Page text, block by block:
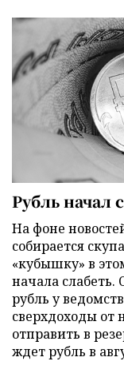
Рубль начал
На фоне
собирается
«кубышку» в
начала слабеть.
рубль у
сверхдоходы от
отправить в
ждет рубль в